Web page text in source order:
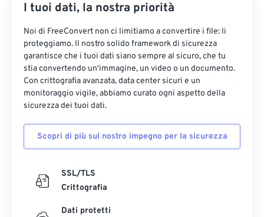
I tuoi dati, la nostra priorità
Noi di FreeConvert non ci limitiamo a convertire i file: li
proteggiamo. Il nostro solido framework di sicurezza
garantisce che i tuoi dati siano sempre al sicuro, che tu
stia convertendo un'immagine, un video o un documento.
Con crittografia avanzata, data center sicuri e un
monitoraggio vigile, abbiamo curato ogni aspetto della
sicurezza dei tuoi dati.
Scopri di più sul nostro impegno per la sicurezza
SSL/TLS
Crittografia
Dati protetti